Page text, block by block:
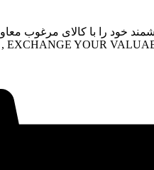
, EXCHANGE YOUR